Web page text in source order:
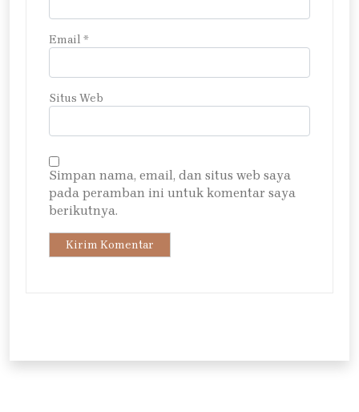
Email *
Situs Web
Simpan nama, email, dan situs web saya
pada peramban ini untuk komentar saya
berikutnya.